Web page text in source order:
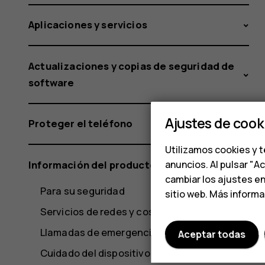
Aplicaciones y servicios
Actualizaciones y copias de seguridad de
software
Proteger el teléfono
Información del producto y de seguridad
Para su seguridad
Servicios de redes y costos
Llamadas de emergencia
Cuidado del dispositivo
Ajustes de
Utilizamos cookies y
anuncios. Al pulsar
cambiar los ajustes
sitio web. Más
Aceptar todas